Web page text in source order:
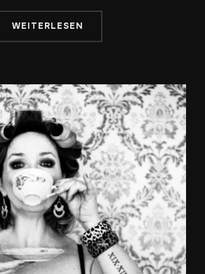
WEITERLESEN